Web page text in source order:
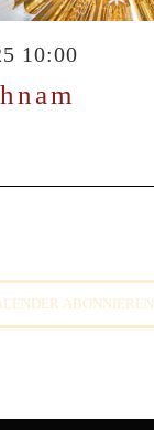
10:00
ABONNIEREN